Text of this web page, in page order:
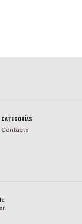
CATEGORÍAS
Contacto
.